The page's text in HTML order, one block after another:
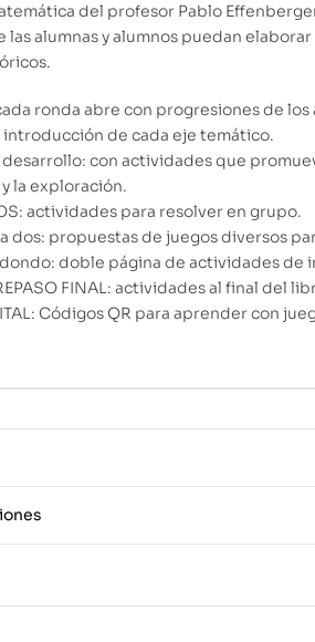
del profesor Pablo
las alumnas y alumnos puedan
ronda abre con progresiones de
introducción de cada eje temático.
desarrollo: con actividades que
la exploración.
actividades para resolver en grupo.
dos: propuestas de juegos diversos
doble página de actividades de
FINAL: actividades al final del
Códigos QR para aprender con